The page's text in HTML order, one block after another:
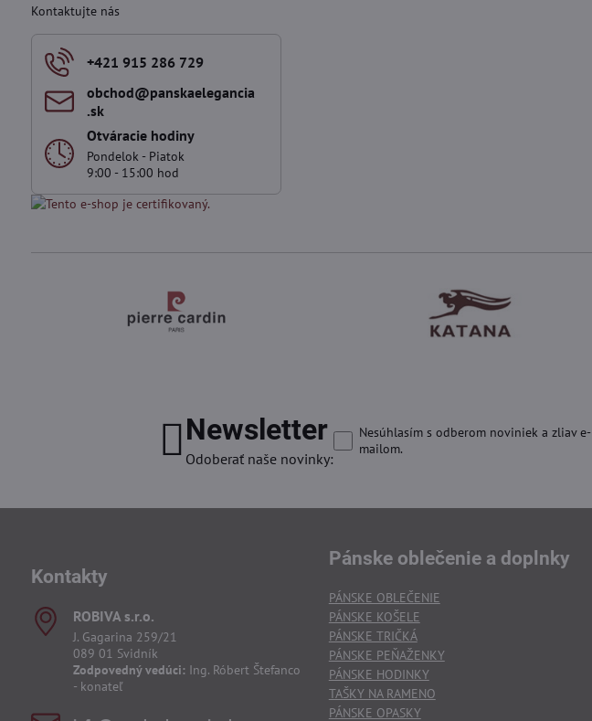
Kontaktujte nás
+421 915 286 729
obchod​@panskaelegancia​
.sk
Otváracie hodiny
Pondelok - Piatok
9:00 - 15:00 hod
Newsletter
Odoberať naše novinky:
Nesúhlasím s odberom noviniek a zliav e-
mailom.
Kontakty
ROBIVA s​.r​.o​.
J. Gagarina 259/21
089 01 Svidník
Zodpovedný vedúci: Ing. Róbert Štefanco
- konateľ
Pánske oblečenie a doplnky
PÁNSKE OBLEČENIE
PÁNSKE KOŠELE
PÁNSKE TRIČKÁ
PÁNSKE PEŇAŽENKY
PÁNSKE HODINKY
TAŠKY NA RAMENO
PÁNSKE OPASKY